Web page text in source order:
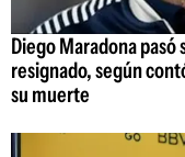
Diego Maradona
resignado, según
su muerte